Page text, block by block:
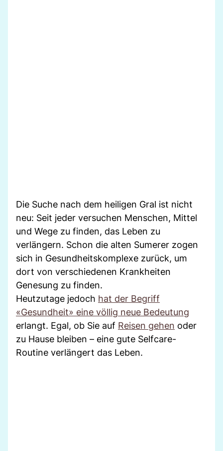
Die Suche nach dem heiligen Gral ist nicht
neu: Seit jeder versuchen Menschen, Mittel
und Wege zu finden, das Leben zu
verlängern. Schon die alten Sumerer zogen
sich in Gesundheitskomplexe zurück, um
dort von verschiedenen Krankheiten
Genesung zu finden.
Heutzutage jedoch hat der Begriff
«Gesundheit» eine völlig neue Bedeutung
erlangt. Egal, ob Sie auf Reisen gehen oder
zu Hause bleiben – eine gute Selfcare-
Routine verlängert das Leben.